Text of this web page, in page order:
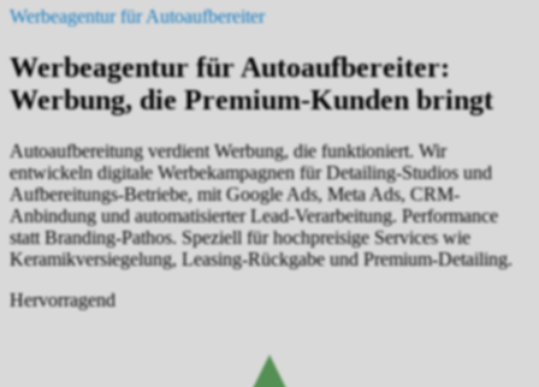
Werbeagentur für Autoaufbereiter
Werbeagentur für Autoaufbereiter:
Werbung, die Premium-Kunden bringt
Autoaufbereitung verdient Werbung, die funktioniert. Wir
entwickeln digitale Werbekampagnen für Detailing-Studios und
Aufbereitungs-Betriebe, mit Google Ads, Meta Ads, CRM-
Anbindung und automatisierter Lead-Verarbeitung. Performance
statt Branding-Pathos. Speziell für hochpreisige Services wie
Keramikversiegelung, Leasing-Rückgabe und Premium-Detailing.
Hervorragend